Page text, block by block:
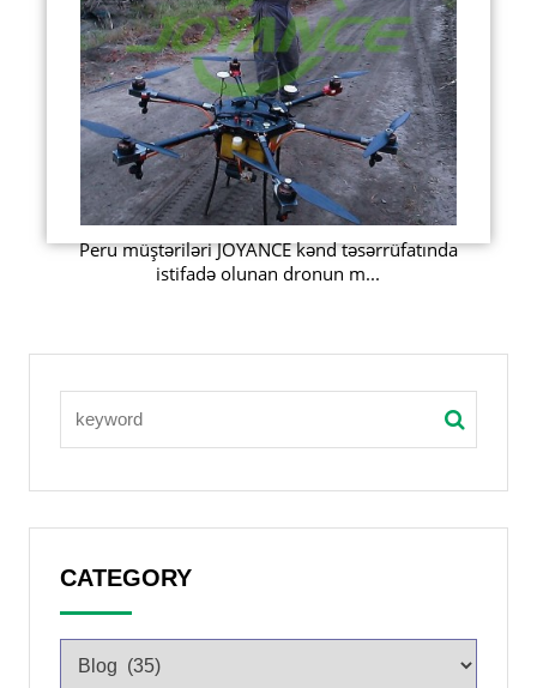
Peru müştəriləri JOYANCE kənd təsərrüfatında
istifadə olunan dronun m...
CATEGORY